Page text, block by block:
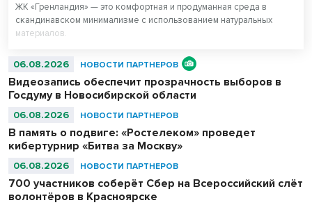
ЖК «Гренландия» — это комфортная и продуманная среда в
скандинавском минимализме с использованием натуральных
материалов.
06.08.2026 НОВОСТИ ПАРТНЕРОВ
Видеозапись обеспечит прозрачность выборов в
Госдуму в Новосибирской области
06.08.2026 НОВОСТИ ПАРТНЕРОВ
В память о подвиге: «Ростелеком» проведет
кибертурнир «Битва за Москву»
06.08.2026 НОВОСТИ ПАРТНЕРОВ
700 участников соберёт Сбер на Всероссийский слёт
волонтёров в Красноярске